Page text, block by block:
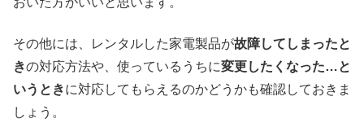
その他には、レンタルした家電製品が故障してしまったと
きの対応方法や、使っているうちに変更したくなった…と
いうときに対応してもらえるのかどうかも確認しておきま
しょう。